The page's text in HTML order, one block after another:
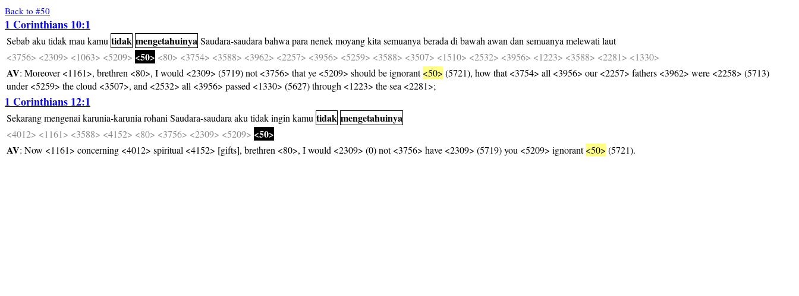
Back to #50
1 Corinthians 10:1
Sebabaku tidakmau kamu tidak mengetahuinya Saudara-saudara bahwa para nenekmoyangkita semuanya berada di bawah awan dan semuanya melewati laut
<3756> <2309> <1063> <5209> <50> <80> <3754> <3588> <3962> <2257> <3956> <5259> <3588> <3507> <1510> <2532> <3956> <1223> <3588> <2281> <1330>
AV: Moreover <1161>, brethren <80>, I would <2309> (5719) not <3756> that ye <5209> should be ignorant<50> (5721), how that <3754> all <3956> our <2257> fathers <3962> were <2258> (5713)
under <5259> the cloud <3507>, and <2532> all <3956> passed <1330> (5627) through <1223> the sea <2281>;
1 Corinthians 12:1
Sekarangmengenai karunia-karunia rohani Saudara-saudara aku tidakingin kamu tidak mengetahuinya
<4012> <1161> <3588> <4152> <80> <3756> <2309> <5209> <50>
AV: Now <1161> concerning <4012> spiritual <4152> [gifts], brethren <80>, I would <2309> (0) not <3756> have <2309> (5719) you <5209> ignorant<50> (5721).